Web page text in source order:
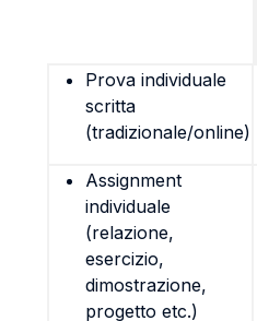
Prova individuale
scritta
(tradizionale/online)
Assignment
individuale
(relazione,
esercizio,
dimostrazione,
progetto etc.)